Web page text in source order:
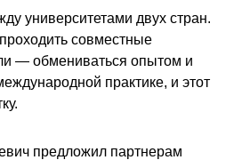
университетами двух стран.
совместные
— обмениваться опытом и
практике, и этот
предложил партнерам